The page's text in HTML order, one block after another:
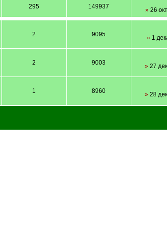
295 149937
»26
2 9095
»1
2 9003
» 27
1 8960
» 28